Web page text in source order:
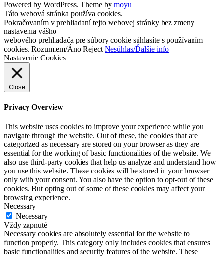
Powered by WordPress. Theme by moyu
Táto webová stránka používa cookies.
Pokračovaním v prehliadaní tejto webovej stránky bez zmeny
nastavenia vášho
webového prehliadača pre súbory cookie súhlasíte s používaním
cookies. Rozumiem/Áno Reject Nesúhlas/Ďalšie info
Nastavenie Cookies
Close
Privacy Overview
This website uses cookies to improve your experience while you
navigate through the website. Out of these, the cookies that are
categorized as necessary are stored on your browser as they are
essential for the working of basic functionalities of the website. We
also use third-party cookies that help us analyze and understand how
you use this website. These cookies will be stored in your browser
only with your consent. You also have the option to opt-out of these
cookies. But opting out of some of these cookies may affect your
browsing experience.
Necessary
Necessary
Vždy zapnuté
Necessary cookies are absolutely essential for the website to
function properly. This category only includes cookies that ensures
basic functionalities and security features of the website. These